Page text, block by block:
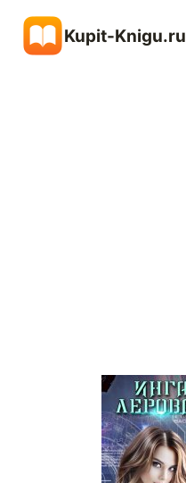
содержимому
Kupit-Knigu.ru